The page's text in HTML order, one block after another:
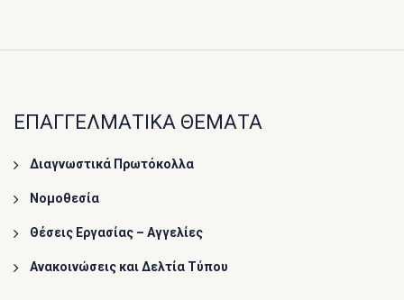
ΕΠΑΓΓΕΛΜΑΤΙΚΑ ΘΕΜΑΤΑ
Διαγνωστικά Πρωτόκολλα
Νομοθεσία
Θέσεις Εργασίας – Αγγελίες
Ανακοινώσεις και Δελτία Τύπου